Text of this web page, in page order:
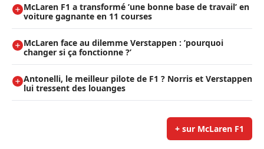
McLaren F1 a transformé ’une bonne base de travail’ en
voiture gagnante en 11 courses
McLaren face au dilemme Verstappen : ’pourquoi
changer si ça fonctionne ?’
Antonelli, le meilleur pilote de F1 ? Norris et Verstappen
lui tressent des louanges
+ sur McLaren F1